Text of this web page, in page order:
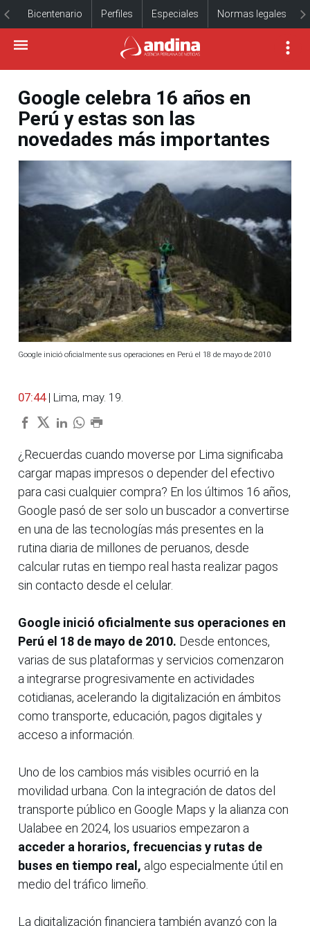
Bicentenario Perfiles Especiales Normas legales
Google celebra 16 años en
Perú y estas son las
novedades más importantes
Google inició oficialmente sus operaciones en Perú el 18 de mayo de 2010
07:44 | Lima, may. 19.
¿Recuerdas cuando moverse por Lima significaba
cargar mapas impresos o depender del efectivo
para casi cualquier compra? En los últimos 16 años,
Google pasó de ser solo un buscador a convertirse
en una de las tecnologías más presentes en la
rutina diaria de millones de peruanos, desde
calcular rutas en tiempo real hasta realizar pagos
sin contacto desde el celular.
Google inició oficialmente sus operaciones en
Perú el 18 de mayo de 2010. Desde entonces,
varias de sus plataformas y servicios comenzaron
a integrarse progresivamente en actividades
cotidianas, acelerando la digitalización en ámbitos
como transporte, educación, pagos digitales y
acceso a información.
Uno de los cambios más visibles ocurrió en la
movilidad urbana. Con la integración de datos del
transporte público en Google Maps y la alianza con
Ualabee en 2024, los usuarios empezaron a
acceder a horarios, frecuencias y rutas de
buses en tiempo real, algo especialmente útil en
medio del tráfico limeño.
La digitalización financiera también avanzó con la